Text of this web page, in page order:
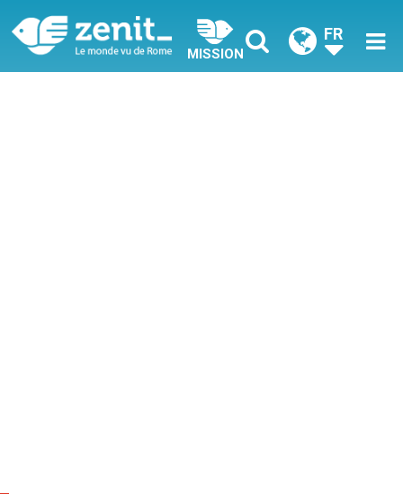
MISSION
FR